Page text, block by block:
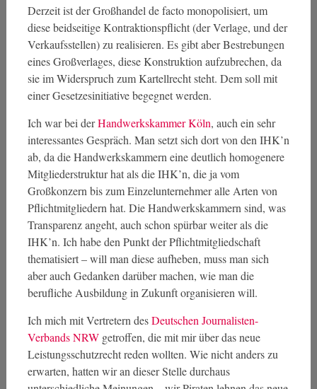
Derzeit ist der Großhandel de facto monopolisiert, um
diese beidseitige Kontraktionspflicht (der Verlage, und der
Verkaufsstellen) zu realisieren. Es gibt aber Bestrebungen
eines Großverlages, diese Konstruktion aufzubrechen, da
sie im Widerspruch zum Kartellrecht steht. Dem soll mit
einer Gesetzesinitiative begegnet werden.
Ich war bei derHandwerkskammer Köln, auch ein sehr
interessantes Gespräch. Man setzt sich dort von den IHK’n
ab, da die Handwerkskammern eine deutlich homogenere
Mitgliederstruktur hat als die IHK’n, die ja vom
Großkonzern bis zum Einzelunternehmer alle Arten von
Pflichtmitgliedern hat. Die Handwerkskammern sind, was
Transparenz angeht, auch schon spürbar weiter als die
IHK’n. Ich habe den Punkt der Pflichtmitgliedschaft
thematisiert – will man diese aufheben, muss man sich
aber auch Gedanken darüber machen, wie man die
berufliche Ausbildung in Zukunft organisieren will.
Ich mich mit Vertretern desDeutschen Journalisten-
Verbands NRWgetroffen, die mit mir über das neue
Leistungsschutzrecht reden wollten. Wie nicht anders zu
erwarten, hatten wir an dieser Stelle durchaus